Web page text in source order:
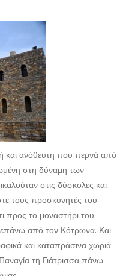
και ανόθευτη που περνά από
στη δύναμη των
στις δύσκολες και
τους προσκυνητές του
προς το μοναστήρι του
από τον Κότρωνα. Και
και καταπράσινα χωριά
τη Γιάτρισσα πάνω